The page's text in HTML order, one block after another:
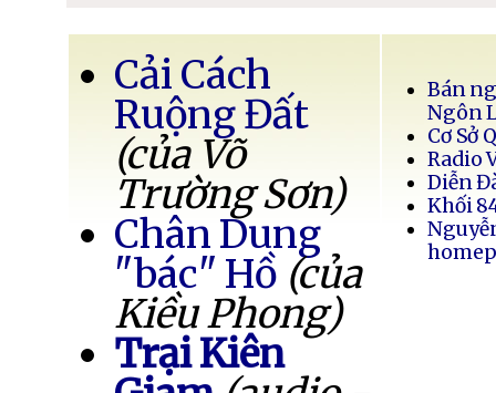
Cải Cách
Ruộng Đất
(của Võ
Trường Sơn)
Chân Dung
"bác" Hồ (của
Kiều Phong)
Trại Kiên
Bán
Ngôn
Cơ Sở
Radio
Diễn
Khối